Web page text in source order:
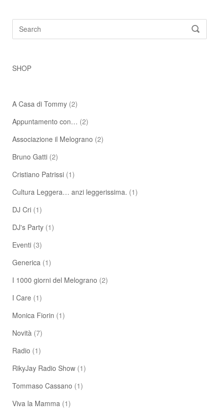
Search
SHOP
A Casa di Tommy (2)
Appuntamento con… (2)
Associazione il Melograno (2)
Bruno Gatti (2)
Cristiano Patrissi (1)
Cultura Leggera… anzi leggerissima. (1)
DJ Cri (1)
DJ's Party (1)
Eventi (3)
Generica (1)
I 1000 giorni del Melograno (2)
I Care (1)
Monica Fiorin (1)
Novità (7)
Radio (1)
RikyJay Radio Show (1)
Tommaso Cassano (1)
Viva la Mamma (1)